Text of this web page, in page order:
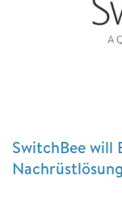
SwitchBee will